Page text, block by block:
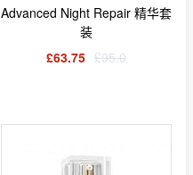
Advanced Night Repair 精华套
装
£63.75 £95.0